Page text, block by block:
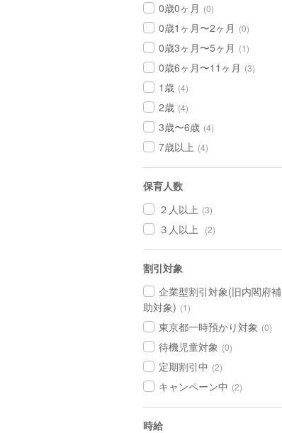
0歳0ヶ月 (0)
0歳1ヶ月〜2ヶ月 (0)
0歳3ヶ月〜5ヶ月 (1)
0歳6ヶ月〜11ヶ月 (3)
1歳 (4)
2歳 (4)
3歳〜6歳 (4)
7歳以上 (4)
保育人数
２人以上 (3)
３人以上 (2)
割引対象
企業型割引対象(旧内閣府補
助対象) (1)
東京都一時預かり対象 (0)
待機児童対象 (0)
定期割引中 (2)
キャンペーン中 (2)
時給